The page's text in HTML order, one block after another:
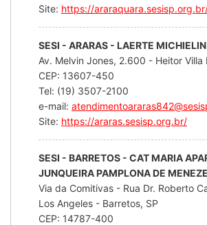
Site: https://
SESI - ARARAS - LAERTE MICHIELIN
Av. Melvin Jones, 2.600 - Heitor Villa
CEP: 13607-450
Tel: (19) 3507-2100
e-mail:
Site: https://araras.sesisp.org.br/
SESI - BARRETOS - CAT MARIA
JUNQUEIRA PAMPLONA DE
Via da Comitivas - Rua Dr. Roberto
Los Angeles - Barretos, SP
CEP: 14787-400